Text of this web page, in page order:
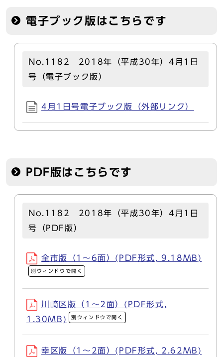
電子ブック版はこちらです
No.1182 2018年（平成30年）4月1日
号（電子ブック版）
4月1日号電子ブック版（外部リンク）
PDF版はこちらです
No.1182 2018年（平成30年）4月1日
号（PDF版）
全市版（1～6面）(PDF形式, 9.18MB)
別ウィンドウで開く
川崎区版（1～2面）(PDF形式,
1.30MB)
別ウィンドウで開く
幸区版（1～2面）(PDF形式, 2.62MB)